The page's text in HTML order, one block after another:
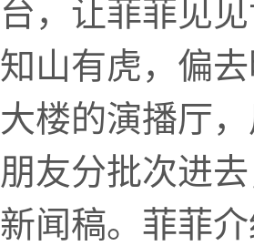
台，让菲菲见
知山有虎，偏
大楼的演播厅
朋友分批次进
新闻稿。菲菲